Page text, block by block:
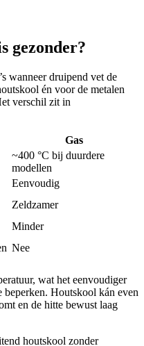
gezonder?
wanneer druipend vet de
én voor de metalen
verschil zit in
Gas
~400 °C bij duurdere
modellen
Eenvoudig
Zeldzamer
Minder
Nee
wat het eenvoudiger
Houtskool kán even
en de hitte bewust laag
houtskool zonder